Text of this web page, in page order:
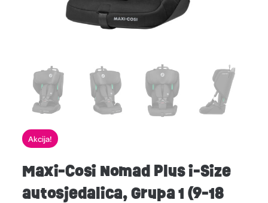
Akcija!
Maxi-Cosi Nomad Plus i-Size
autosjedalica, Grupa 1 (9-18